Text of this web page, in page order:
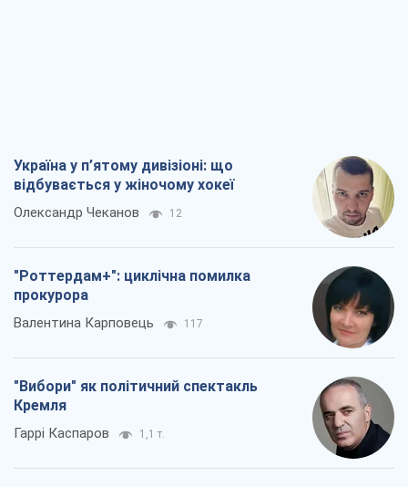
Україна у п’ятому дивізіоні: що
відбувається у жіночому хокеї
Олександр Чеканов 12
"Роттердам+": циклічна помилка
прокурора
Валентина Карповець 117
"Вибори" як політичний спектакль
Кремля
Гаррі Каспаров 1,1 т.